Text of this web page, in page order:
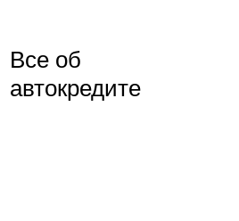
Все об
автокредите